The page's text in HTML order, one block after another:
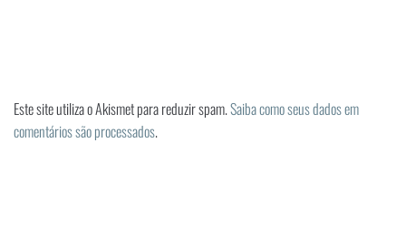
Este site utiliza o Akismet para reduzir spam.Saiba como seus dados em
comentários são processados.